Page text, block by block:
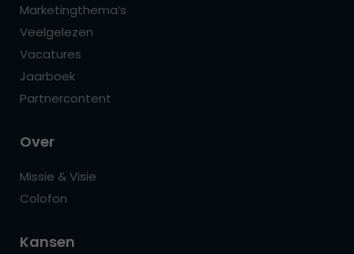
Marketingthema’s
Veelgelezen
Vacatures
Jaarboek
Partnercontent
Over
Missie & Visie
Colofon
Kansen